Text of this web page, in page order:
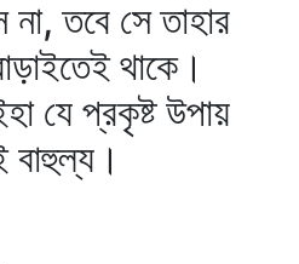
না, তবে সে তাহার
থাকে।
যে প্রকৃষ্ট উপায়
বাহুল্য।